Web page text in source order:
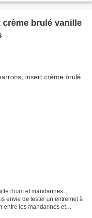
brulé vanille
rhum et mandarines
envie de tester un entremet à
entre les mandarines et